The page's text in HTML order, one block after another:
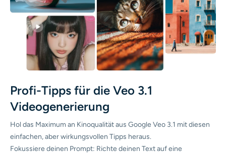
Profi-Tipps für die Veo 3.1
Videogenerierung
Hol das Maximum an Kinoqualität aus Google Veo 3.1 mit diesen
einfachen, aber wirkungsvollen Tipps heraus.
Fokussiere deinen Prompt: Richte deinen Text auf eine